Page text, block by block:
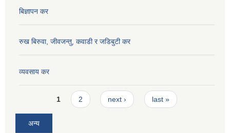
बिज्ञापन कर
रुख बिरुवा, जीवजन्तु, कवाडी र जडिबुटी कर
व्यवसाय कर
Pages1 2 next › last »
अन्य